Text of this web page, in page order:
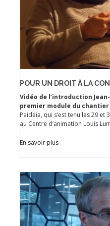
POUR UN DROIT À LA
Vidéo de l’introduction
premier module du
Paideia, qui s’est tenu les 29 et
au Centre d’animation Louis
En savoir plus